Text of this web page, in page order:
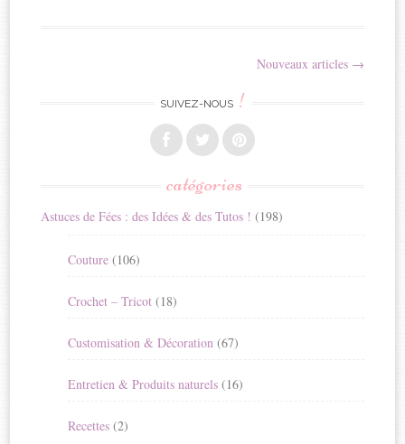
Nouveaux articles →
SUIVEZ-NOUS !
catégories
Astuces de Fées : des Idées & des Tutos ! (198)
Couture (106)
Crochet – Tricot (18)
Customisation & Décoration (67)
Entretien & Produits naturels (16)
Recettes (2)